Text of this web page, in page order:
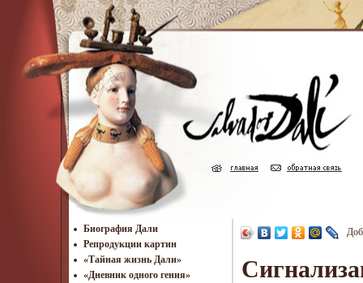
Биография Дали
Репродукции картин
«Тайная жизнь Дали»
«Дневник одного гения»